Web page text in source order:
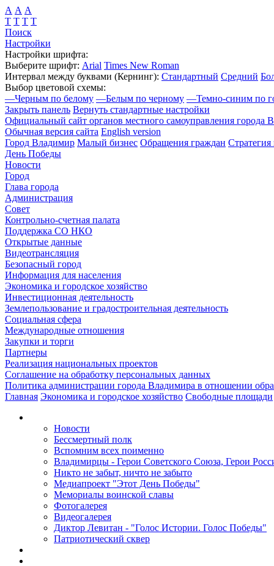
А А А
Т Т Т Т
Поиск
Настройки
Настройки шрифта:
Выберите шрифт: Arial Times New Roman
Интервал между буквами (Кернинг): Стандартный Средний
Выбор цветовой схемы:
—Черным по белому —Белым по черному —Темно-синим по
Закрыть панель Вернуть стандартные настройки
Официальный сайт органов местного самоуправления города
Обычная версия сайта English version
Город Владимир Малый бизнес Обращения граждан Стратегия
День Победы
Новости
Город
Глава города
Администрация
Совет
Контрольно-счетная палата
Поддержка СО НКО
Открытые данные
Видеотрансляция
Безопасный город
Информация для населения
Экономика и городское хозяйство
Инвестиционная деятельность
Землепользование и градостроительная деятельность
Социальная сфера
Международные отношения
Закупки и торги
Партнеры
Реализация национальных проектов
Соглашение на обработку персональных данных
Политика администрации города Владимира в отношении
Главная Экономика и городское хозяйство Свободные площади
Новости
Бессмертный полк
Вспомним всех поименно
Владимирцы - Герои Советского Союза, Герои
Никто не забыт, ничто не забыто
Медиапроект "Этот День Победы"
Мемориалы воинской славы
Фотогалерея
Видеогалерея
Диктор Левитан - "Голос Истории. Голос Победы"
Патриотический сквер